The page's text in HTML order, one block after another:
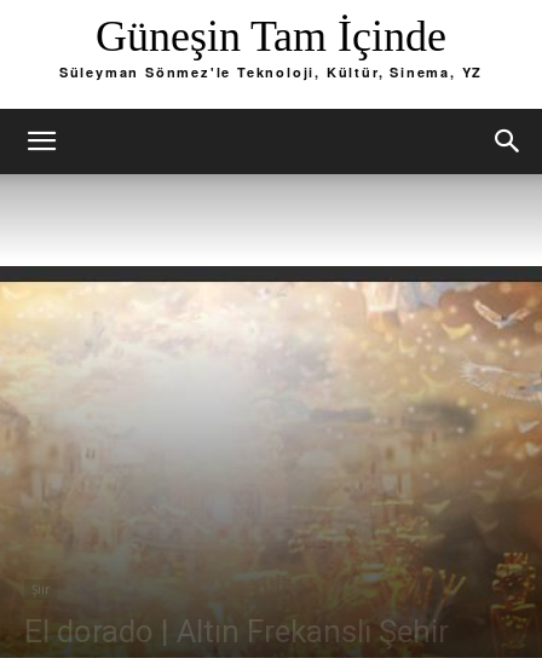
Güneşin Tam İçinde
Süleyman Sönmez'le Teknoloji, Kültür, Sinema, YZ
Şiir
El dorado | Altın Frekanslı Şehir